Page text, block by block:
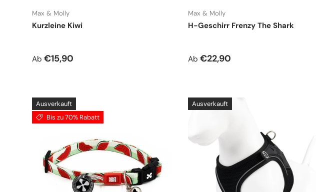
Max & Molly
Kurzleine Kiwi
Normaler Preis
Ab €15,90
Max & Molly
H-Geschirr Frenzy The Shark
Normaler Preis
Ab €22,90
Ausverkauft
Bis zu 70% Rabatt
Ausverkauft